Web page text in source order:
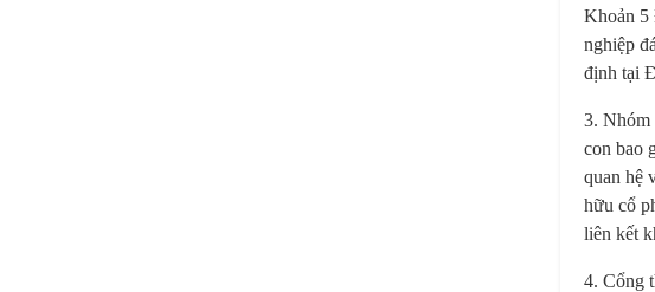
Khoản 5
nghiệp
định tại
3. Nhóm
con bao
quan hệ
hữu cổ
liên kết
4. Cổng